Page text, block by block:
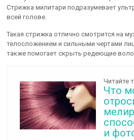
Стрижка милитари подразумевает
всей голове.
Такая стрижка отлично смотрится на
телосложением и сильными чертами
также помогает скрыть редеющие
Читайте
Что
и